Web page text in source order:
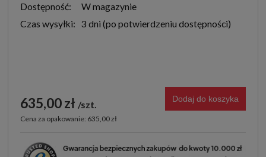
Dostępność:
W magazynie
Czas wysyłki: 3 dni
635,00 zł szt.
Cena za opakowanie: 635,00 zł
Dodaj do koszyka